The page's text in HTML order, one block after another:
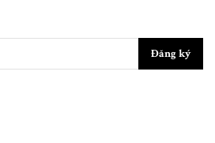
Đăng ký